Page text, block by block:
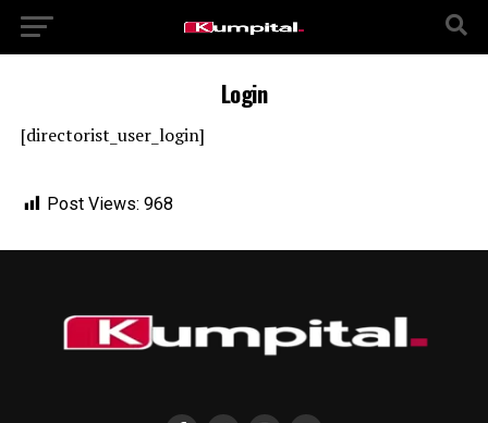
Login
[directorist_user_login]
Post Views: 968